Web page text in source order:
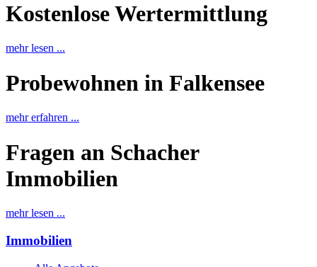
Kostenlose Wertermittlung
mehr lesen ...
Probewohnen in Falkensee
mehr erfahren ...
Fragen an Schacher
Immobilien
mehr lesen ...
Immobilien